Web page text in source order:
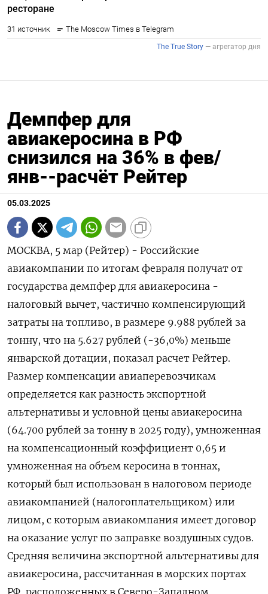
Демпфер для
авиакеросина в РФ
снизился на 36% в фев/
янв--расчёт Рейтер
05.03.2025
МОСКВА, 5 мар (Рейтер) - Российские
авиакомпании по итогам февраля получат от
государства демпфер для авиакеросина -
налоговый вычет, частично компенсирующий
затраты на топливо, в размере 9.988 рублей за
тонну, что на 5.627 рублей (-36,0%) меньше
январской дотации, показал расчет Рейтер.
Размер компенсации авиаперевозчикам
определяется как разность экспортной
альтернативы и условной цены авиакеросина
(64.700 рублей за тонну в 2025 году), умноженная
на компенсационный коэффициент 0,65 и
умноженная на объем керосина в тоннах,
который был использован в налоговом периоде
авиакомпанией (налогоплательщиком) или
лицом, с которым авиакомпания имеет договор
на оказание услуг по заправке воздушных судов.
Средняя величина экспортной альтернативы для
авиакеросина, рассчитанная в морских портах